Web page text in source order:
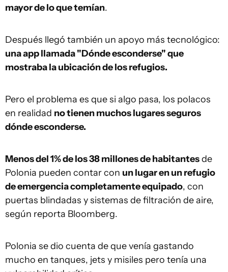
mayor de lo que temían.
Después llegó también un apoyo más tecnológico:
una app llamada "Dónde esconderse" que
mostraba la ubicación de los refugios.
Pero el problema es que si algo pasa, los polacos
en realidad no tienen muchos lugares seguros
dónde esconderse.
Menos del 1% de los 38 millones de habitantesde
Polonia pueden contar con un lugar en un refugio
de emergencia completamente equipado, con
puertas blindadas y sistemas de filtración de aire,
según reporta Bloomberg.
Polonia se dio cuenta de que venía gastando
mucho en tanques, jets y misiles pero tenía una